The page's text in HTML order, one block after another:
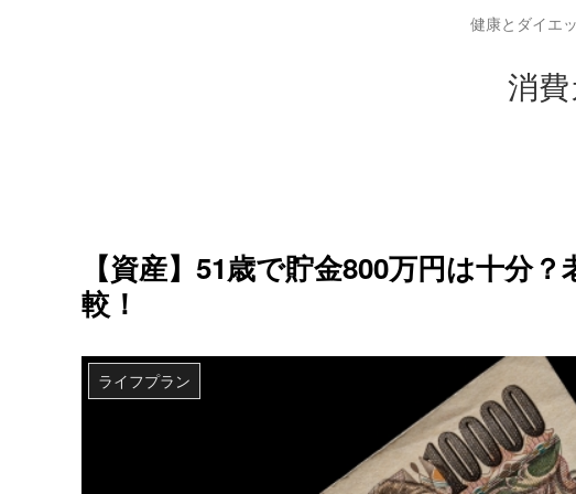
健康とダイエ
消
【資産】51歳で貯金800万円は十分
較！
ライフプラン